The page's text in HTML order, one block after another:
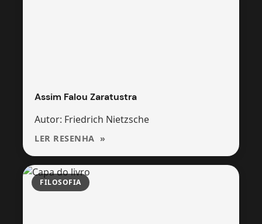
Assim Falou Zaratustra
Autor: Friedrich Nietzsche
LER RESENHA
FILOSOFIA